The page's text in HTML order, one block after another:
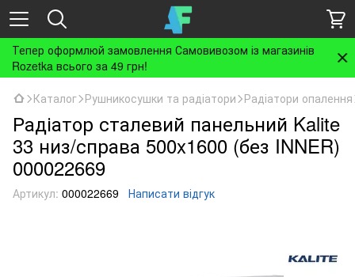
Тепер оформлюй замовлення Самовивозом із магазинів
Rozetka всього за 49 грн!
Каталог Рушникосушки та радіатори Радіатори опалення
Радіатор сталевий панельний Kalite
33 низ/справа 500x1600 (без INNER)
000022669
Артикул: 000022669 Написати відгук